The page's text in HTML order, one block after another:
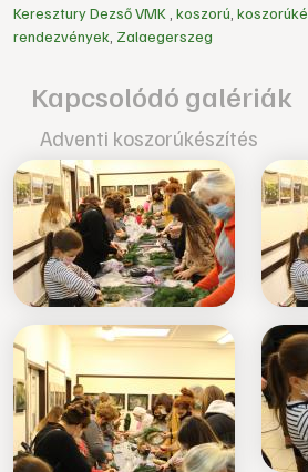
Keresztury Dezső VMK koszorú
rendezvények Zalaegerszeg
Kapcsolódó galériák
Adventi koszorúkészítés